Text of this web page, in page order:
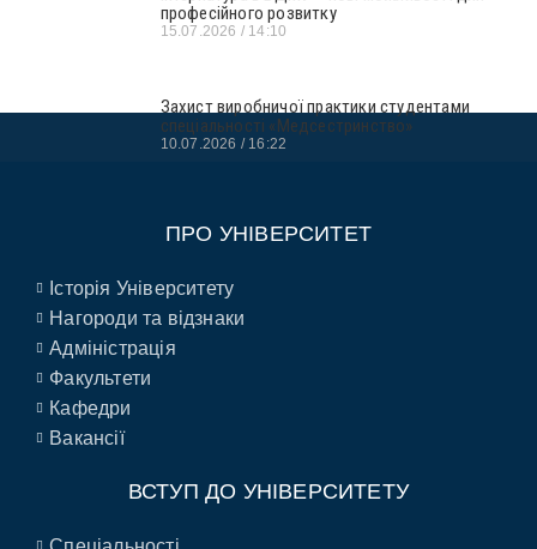
професійного розвитку
15.07.2026 14:10
Захист виробничої практики студентами
спеціальності «Медсестринство»
10.07.2026 16:22
ПРО УНІВЕРСИТЕТ
Історія Університету
Нагороди та відзнаки
Адміністрація
Факультети
Кафедри
Вакансії
ВСТУП ДО УНІВЕРСИТЕТУ